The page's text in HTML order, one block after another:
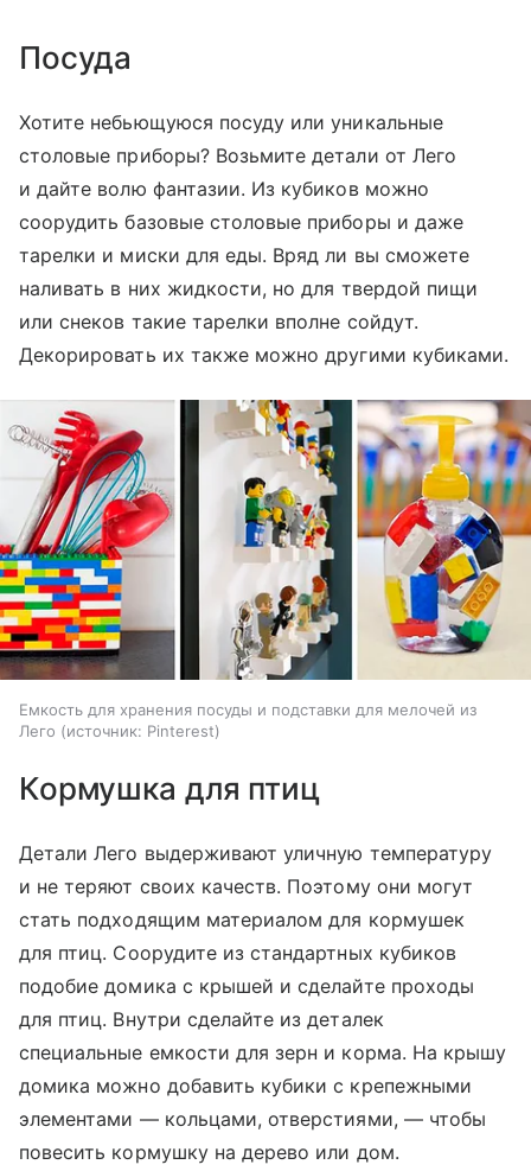
Посуда
Хотите небьющуюся посуду или уникальные
столовые приборы? Возьмите детали от Лего
и дайте волю фантазии. Из кубиков можно
соорудить базовые столовые приборы и даже
тарелки и миски для еды. Вряд ли вы сможете
наливать в них жидкости, но для твердой пищи
или снеков такие тарелки вполне сойдут.
Декорировать их также можно другими кубиками.
Емкость для хранения посуды и подставки для мелочей из
Лего
источник: Pinterest
Кормушка для птиц
Детали Лего выдерживают уличную температуру
и не теряют своих качеств. Поэтому они могут
стать подходящим материалом для кормушек
для птиц. Соорудите из стандартных кубиков
подобие домика с крышей и сделайте проходы
для птиц. Внутри сделайте из деталек
специальные емкости для зерн и корма. На крышу
домика можно добавить кубики с крепежными
элементами — кольцами, отверстиями, — чтобы
повесить кормушку на дерево или дом.